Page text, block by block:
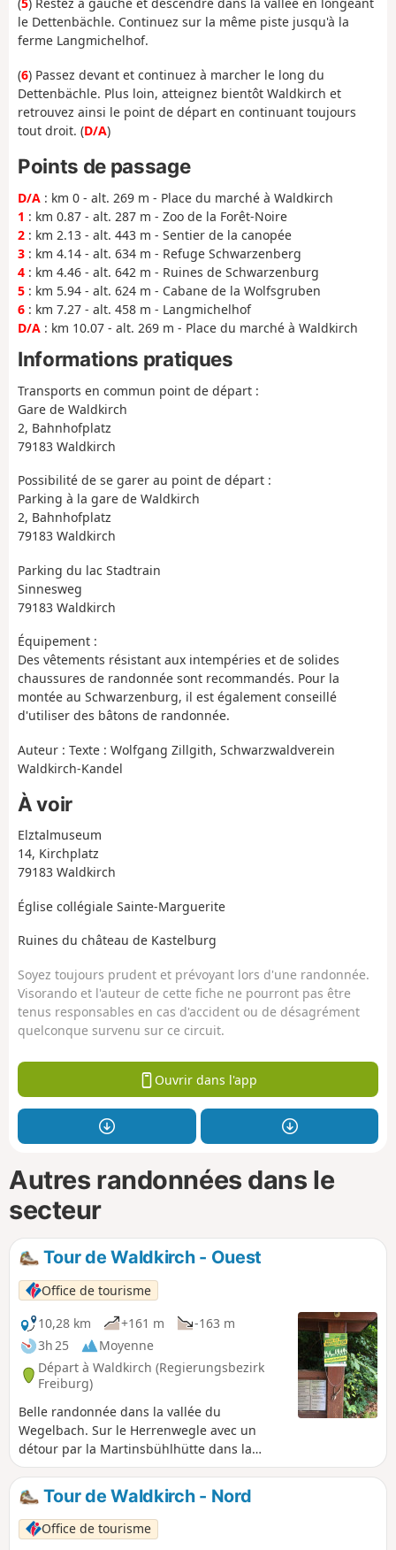
(5) Restez à gauche et descendre dans la vallée en longeant
le Dettenbächle. Continuez sur la même piste jusqu'à la
ferme Langmichelhof.
(6) Passez devant et continuez à marcher le long du
Dettenbächle. Plus loin, atteignez bientôt Waldkirch et
retrouvez ainsi le point de départ en continuant toujours
tout droit. (D/A)
Points de passage
D/A : km 0 - alt. 269 m - Place du marché à Waldkirch
1 : km 0.87 - alt. 287 m - Zoo de la Forêt-Noire
2 : km 2.13 - alt. 443 m - Sentier de la canopée
3 : km 4.14 - alt. 634 m - Refuge Schwarzenberg
4 : km 4.46 - alt. 642 m - Ruines de Schwarzenburg
5 : km 5.94 - alt. 624 m - Cabane de la Wolfsgruben
6 : km 7.27 - alt. 458 m - Langmichelhof
D/A : km 10.07 - alt. 269 m - Place du marché à Waldkirch
Informations pratiques
Transports en commun point de départ :
Gare de Waldkirch
2, Bahnhofplatz
79183 Waldkirch
Possibilité de se garer au point de départ :
Parking à la gare de Waldkirch
2, Bahnhofplatz
79183 Waldkirch
Parking du lac Stadtrain
Sinnesweg
79183 Waldkirch
Équipement :
Des vêtements résistant aux intempéries et de solides
chaussures de randonnée sont recommandés. Pour la
montée au Schwarzenburg, il est également conseillé
d'utiliser des bâtons de randonnée.
Auteur : Texte : Wolfgang Zillgith, Schwarzwaldverein
Waldkirch-Kandel
À voir
Elztalmuseum
14, Kirchplatz
79183 Waldkirch
Église collégiale Sainte-Marguerite
Ruines du château de Kastelburg
Soyez toujours prudent et prévoyant lors d'une randonnée.
Visorando et l'auteur de cette fiche ne pourront pas être
tenus responsables en cas d'accident ou de désagrément
quelconque survenu sur ce circuit.
Ouvrir dans l'app
Autres randonnées dans le
secteur
Tour de Waldkirch - Ouest
Office de tourisme
10,28 km
+161 m
-163 m
3h 25
Moyenne
Départ à Waldkirch (Regierungsbezirk
Freiburg)
Belle randonnée dans la vallée du
Wegelbach. Sur le Herrenwegle avec un
détour par la Martinsbühlhütte dans la
vallée de Suggental. Le long de l'Elz,
l'itinéraire va jusqu'au pont Galgenbrücke,
puis on longe le lac Stadtrainsee pour
revenir à la place du marché.
Tour de Waldkirch - Nord
Office de tourisme